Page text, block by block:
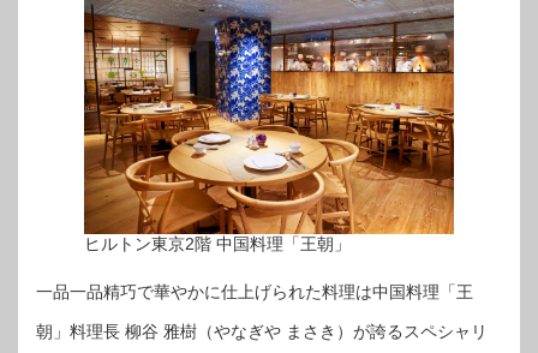
ヒルトン東京2階 中国料理「王朝」
一品一品精巧で華やかに仕上げられた料理は中国料理「王
朝」料理長 柳谷 雅樹（やなぎや まさき）が誇るスペシャリ